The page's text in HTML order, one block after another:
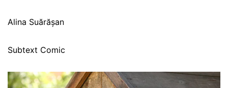
Alina Suărășan
Subtext Comic